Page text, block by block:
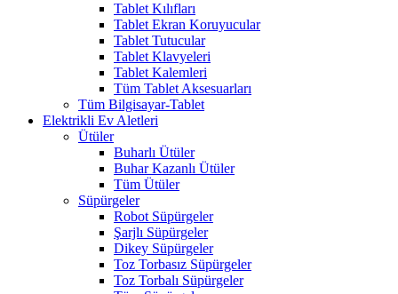
Tablet Kılıfları
Tablet Ekran Koruyucular
Tablet Tutucular
Tablet Klavyeleri
Tablet Kalemleri
Tüm Tablet Aksesuarları
Tüm Bilgisayar-Tablet
Elektrikli Ev Aletleri
Ütüler
Buharlı Ütüler
Buhar Kazanlı Ütüler
Tüm Ütüler
Süpürgeler
Robot Süpürgeler
Şarjlı Süpürgeler
Dikey Süpürgeler
Toz Torbasız Süpürgeler
Toz Torbalı Süpürgeler